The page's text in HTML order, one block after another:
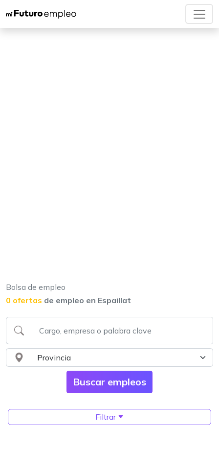
Bolsa de empleo
0 ofertas de empleo en Espaillat
Filtrar